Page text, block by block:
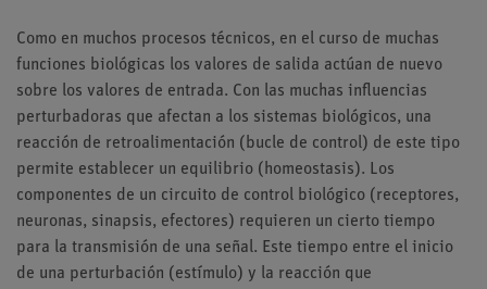
Como en muchos procesos técnicos, en el curso de muchas
funciones biológicas los valores de salida actúan de nuevo
sobre los valores de entrada. Con las muchas influencias
perturbadoras que afectan a los sistemas biológicos, una
reacción de retroalimentación (bucle de control) de este tipo
permite establecer un equilibrio (homeostasis). Los
componentes de un circuito de control biológico (receptores,
neuronas, sinapsis, efectores) requieren un cierto tiempo
para la transmisión de una señal. Este tiempo entre el inicio
de una perturbación (estímulo) y la reacción que